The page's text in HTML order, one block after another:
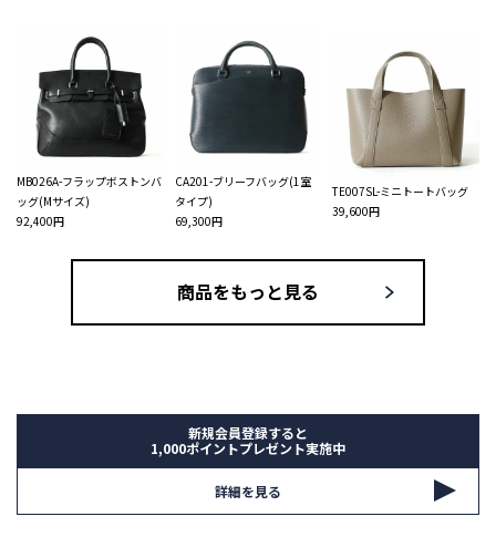
MB026A-フラップボストンバ
ッグ(Mサイズ)
92,400円
CA201-ブリーフバッグ(1室
タイプ)
69,300円
TE007SL-ミニトートバッグ
39,600円
商品をもっと見る
新規会員登録すると
1,000ポイントプレゼント実施中
詳細を見る